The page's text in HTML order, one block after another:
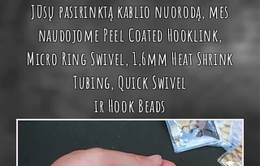
Jūsų pasirinktą kablio nuorodą, mes
naudojome Peel Coated Hooklink,
Micro Ring Swivel,1,6mm Heat Shrink
Tubing,Quick Swivel
irHook Beads